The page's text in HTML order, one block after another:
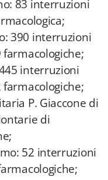
83 interruzioni
390 interruzioni
interruzioni
P. Giaccone di
di
52 interruzioni